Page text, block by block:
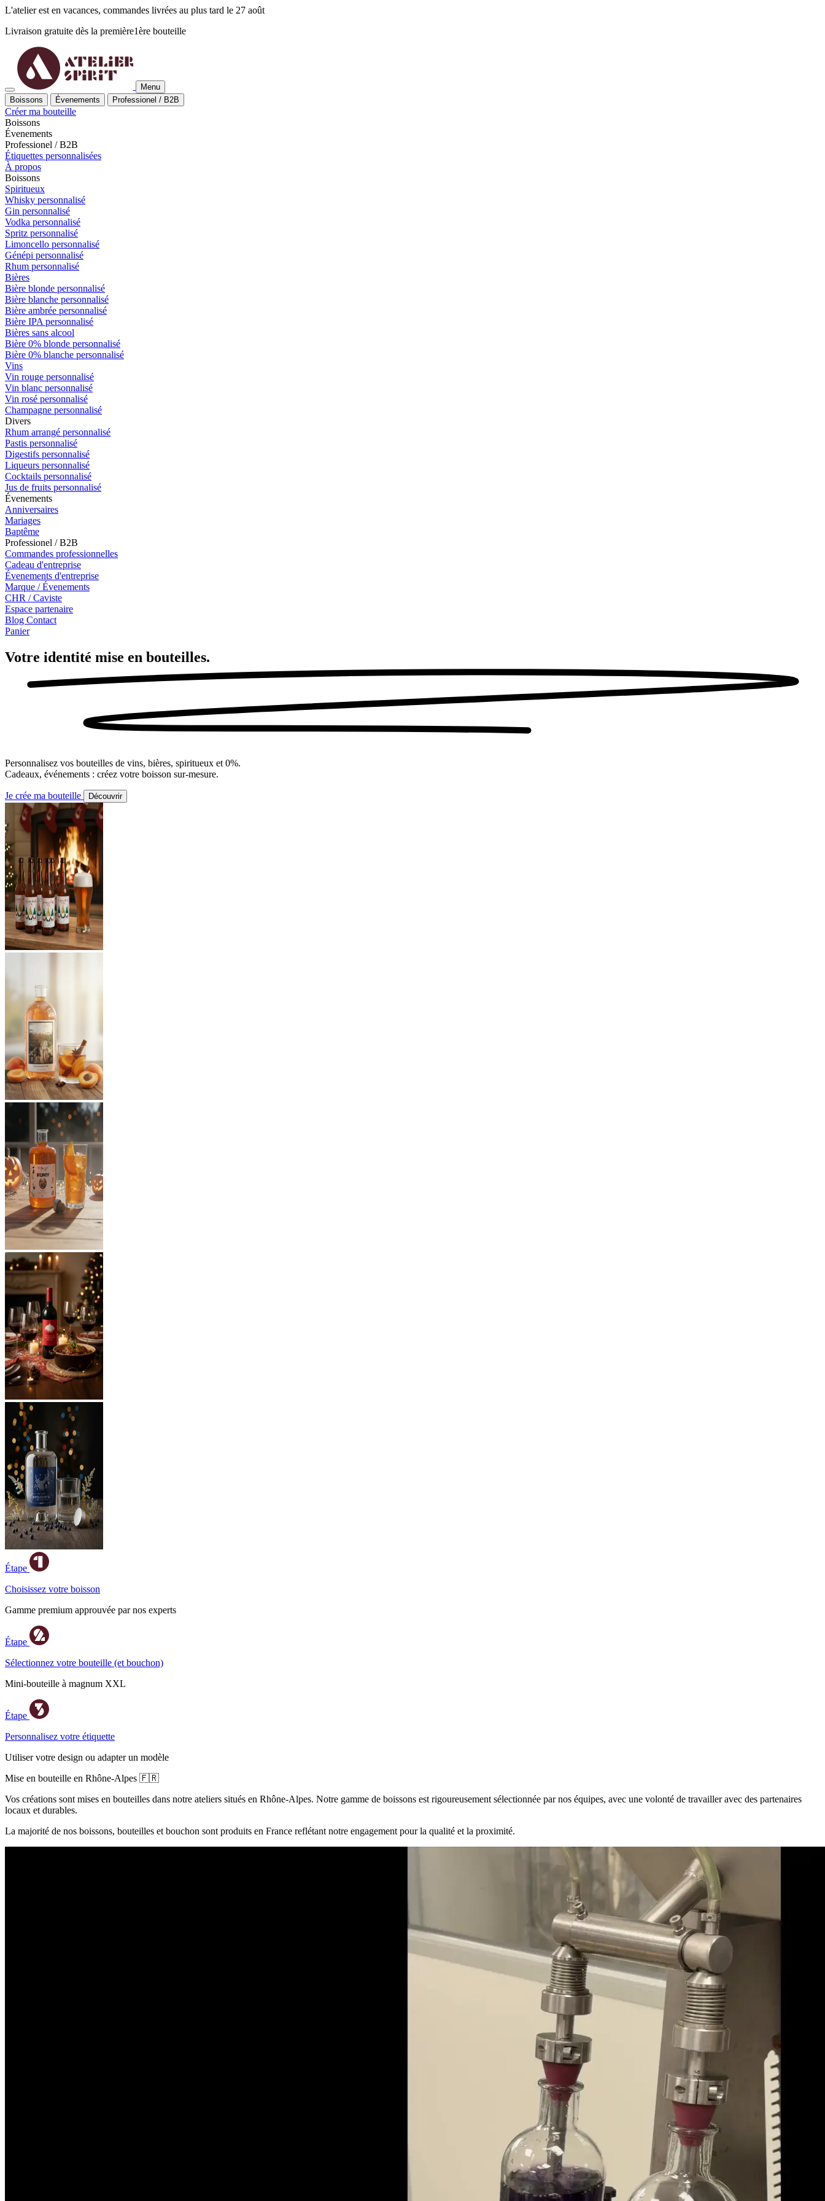
L'atelier est en vacances, commandes livrées au plus tard le 27 août
Livraison gratuite dès la première1ère bouteille
Menu
Boissons
Évenements Professionel / B2B
Créer ma bouteille
Boissons
Évenements
Professionel / B2B
Étiquettes personnalisées
À propos
Boissons
Spiritueux
Whisky personnalisé
Gin personnalisé
Vodka personnalisé
Spritz personnalisé
Limoncello personnalisé
Génépi personnalisé
Rhum personnalisé
Bières
Bière blonde personnalisé
Bière blanche personnalisé
Bière ambrée personnalisé
Bière IPA personnalisé
Bières sans alcool
Bière 0% blonde personnalisé
Bière 0% blanche personnalisé
Vins
Vin rouge personnalisé
Vin blanc personnalisé
Vin rosé personnalisé
Champagne personnalisé
Divers
Rhum arrangé personnalisé
Pastis personnalisé
Digestifs personnalisé
Liqueurs personnalisé
Cocktails personnalisé
Jus de fruits personnalisé
Évenements
Anniversaires
Mariages
Baptême
Professionel / B2B
Commandes professionnelles
Cadeau d'entreprise
Évenements d'entreprise
Marque / Évenements
CHR / Caviste
Espace partenaire
Blog Contact
Panier
Votre identité mise en bouteilles.
Personnalisez vos bouteilles de vins, bières, spiritueux et 0%.
Cadeaux, événements : créez votre boisson sur-mesure.
Je crée ma bouteille Découvrir
Étape
Choisissez votre boisson
Gamme premium approuvée par nos experts
Étape
Sélectionnez votre bouteille (et bouchon)
Mini-bouteille à magnum XXL
Étape
Personnalisez votre étiquette
Utiliser votre design ou adapter un modèle
Mise en bouteille en Rhône-Alpes 🇫🇷
Vos créations sont mises en bouteilles dans notre ateliers situés en Rhône-Alpes. Notre gamme de boissons est rigoureusement sélectionnée par nos équipes, avec une volonté de travailler avec des partenaires
locaux et durables.
La majorité de nos boissons, bouteilles et bouchon sont produits en France reflétant notre engagement pour la qualité et la proximité.